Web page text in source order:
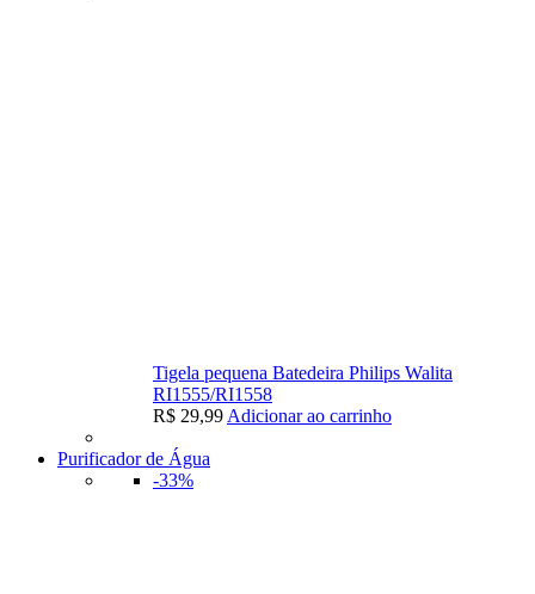
Tigela pequena Batedeira Philips Walita
RI1555/RI1558
R$ 29,99 Adicionar ao carrinho
Purificador de Água
-33%